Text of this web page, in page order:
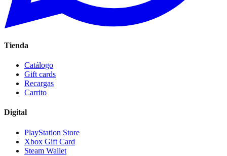
Tienda
Catálogo
Gift cards
Recargas
Carrito
Digital
PlayStation Store
Xbox Gift Card
Steam Wallet